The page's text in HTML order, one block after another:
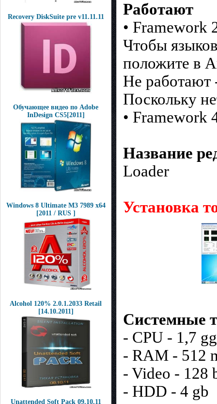
Recovery DiskSuite pre v11.11.11
Обучающее видео по Adobe
InDesign CS5[2011]
Windows 8 Ultimate M3 7989 x64
[2011 / RUS ]
Alcohol 120% 2.0.1.2033 Retail
[14.10.2011]
Unattended Soft Pack 09.10.11
Работают
• Framework
Чтобы
положите в
Не работают
Поскольку
• Framework
Название
Loader
Установка
Системные
- CPU - 1,7
- RAM - 512
- Video - 128
- HDD - 4 gb